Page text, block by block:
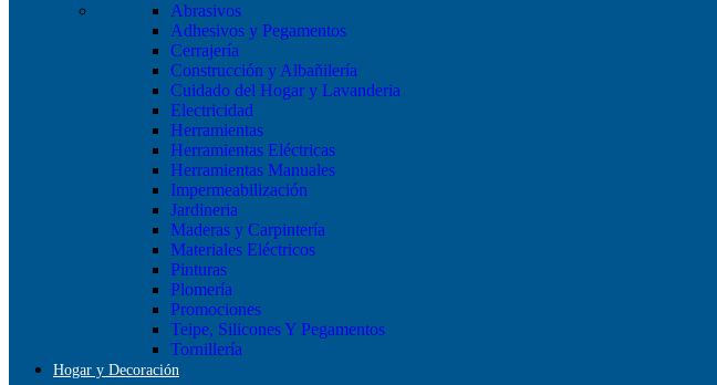
Abrasivos
Adhesivos y Pegamentos
Cerrajería
Construcción y Albañilería
Cuidado del Hogar y Lavanderia
Electricidad
Herramientas
Herramientas Eléctricas
Herramientas Manuales
Impermeabilización
Jardineria
Maderas y Carpintería
Materiales Eléctricos
Pinturas
Plomería
Promociones
Teipe, Silicones Y Pegamentos
Tornillería
Hogar y Decoración